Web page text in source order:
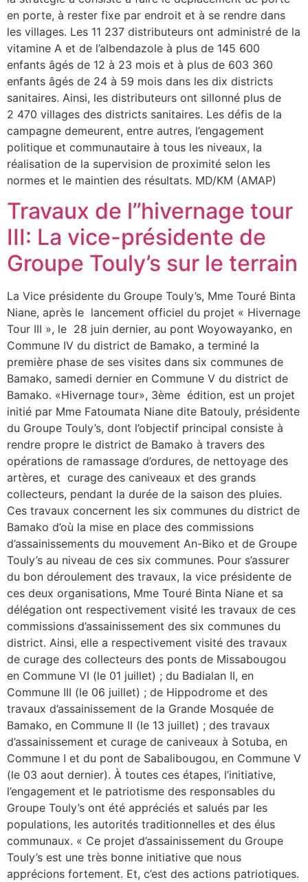
en porte, à rester fixe par endroit et à se rendre dans
les villages. Les 11 237 distributeurs ont administré de la
vitamine A et de l’albendazole à plus de 145 600
enfants âgés de 12 à 23 mois et à plus de 603 360
enfants âgés de 24 à 59 mois dans les dix districts
sanitaires. Ainsi, les distributeurs ont sillonné plus de
2 470 villages des districts sanitaires. Les défis de la
campagne demeurent, entre autres, l’engagement
politique et communautaire à tous les niveaux, la
réalisation de la supervision de proximité selon les
normes et le maintien des résultats. MD/KM (AMAP)
Travaux de l’’hivernage tour
III: La vice-présidente de
Groupe Touly’s sur le terrain
La Vice présidente du Groupe Touly’s, Mme Touré Binta
Niane, après le lancement officiel du projet « Hivernage
Tour III », le 28 juin dernier, au pont Woyowayanko, en
Commune IV du district de Bamako, a terminé la
première phase de ses visites dans six communes de
Bamako, samedi dernier en Commune V du district de
Bamako. «Hivernage tour», 3ème édition, est un projet
initié par Mme Fatoumata Niane dite Batouly, présidente
du Groupe Touly’s, dont l’objectif principal consiste à
rendre propre le district de Bamako à travers des
opérations de ramassage d’ordures, de nettoyage des
artères, et curage des caniveaux et des grands
collecteurs, pendant la durée de la saison des pluies.
Ces travaux concernent les six communes du district de
Bamako d’où la mise en place des commissions
d’assainissements du mouvement An-Biko et de Groupe
Touly’s au niveau de ces six communes. Pour s’assurer
du bon déroulement des travaux, la vice présidente de
ces deux organisations, Mme Touré Binta Niane et sa
délégation ont respectivement visité les travaux de ces
commissions d’assainissement des six communes du
district. Ainsi, elle a respectivement visité des travaux
de curage des collecteurs des ponts de Missabougou
en Commune VI (le 01 juillet) ; du Badialan II, en
Commune III (le 06 juillet) ; de Hippodrome et des
travaux d’assainissement de la Grande Mosquée de
Bamako, en Commune II (le 13 juillet) ; des travaux
d’assainissement et curage de caniveaux à Sotuba, en
Commune I et du pont de Sabalibougou, en Commune V
(le 03 aout dernier). À toutes ces étapes, l’initiative,
l’engagement et le patriotisme des responsables du
Groupe Touly’s ont été appréciés et salués par les
populations, les autorités traditionnelles et des élus
communaux. « Ce projet d’assainissement du Groupe
Touly’s est une très bonne initiative que nous
apprécions fortement. Et, c’est des actions patriotiques.